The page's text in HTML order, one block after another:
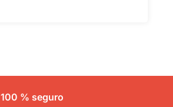
100 % seguro